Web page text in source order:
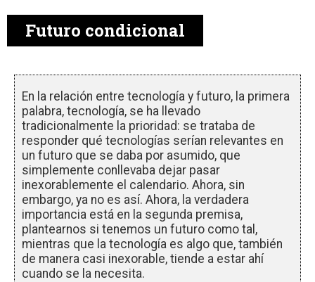
Futuro condicional
En la relación entre tecnología y futuro, la primera
palabra, tecnología, se ha llevado
tradicionalmente la prioridad: se trataba de
responder qué tecnologías serían relevantes en
un futuro que se daba por asumido, que
simplemente conllevaba dejar pasar
inexorablemente el calendario. Ahora, sin
embargo, ya no es así. Ahora, la verdadera
importancia está en la segunda premisa,
plantearnos si tenemos un futuro como tal,
mientras que la tecnología es algo que, también
de manera casi inexorable, tiende a estar ahí
cuando se la necesita.